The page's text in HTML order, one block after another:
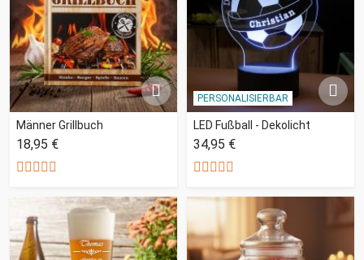
Männer Grillbuch
18,95 €
PERSONALISIERBAR
LED Fußball - Dekolicht
34,95 €